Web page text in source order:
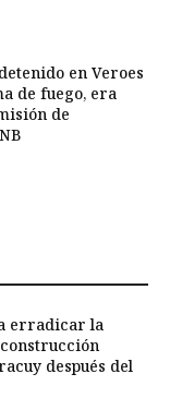
en Veroes
de fuego, era
de
erradicar la
después del